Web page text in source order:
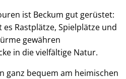
ist Beckum gut gerüstet:
Rastplätze, Spielplätze und
gewähren
in die vielfältige Natur.
ganz bequem am heimischen